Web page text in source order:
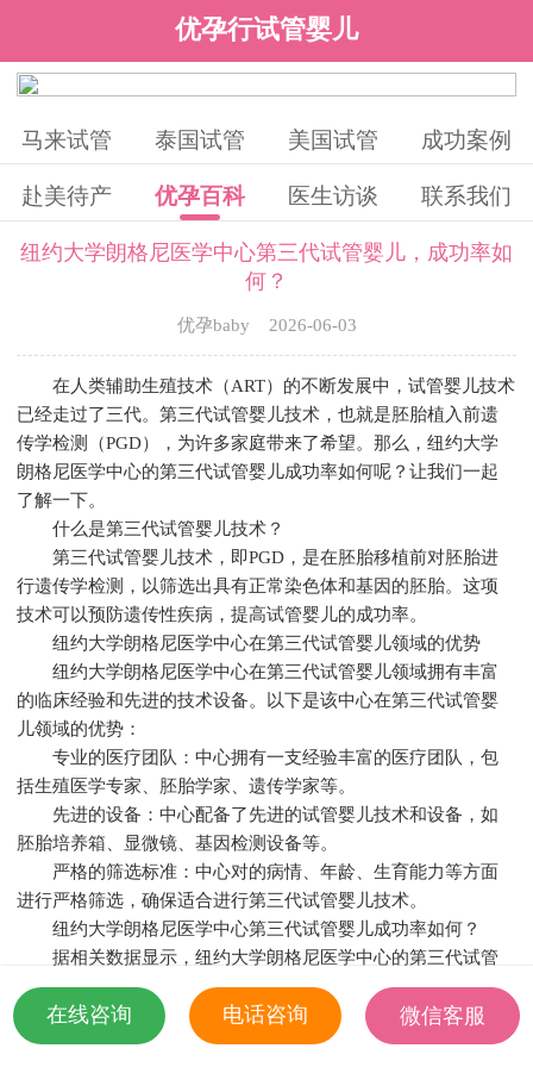
优孕行试管婴儿
马来试管 泰国试管 美国试管 成功案例
赴美待产 优孕百科 医生访谈 联系我们
纽约大学朗格尼医学中心第三代试管婴儿，成功率如
何？
优孕baby 2026-06-03
在人类辅助生殖技术（ART）的不断发展中，试管婴儿技术
已经走过了三代。第三代试管婴儿技术，也就是胚胎植入前遗
传学检测（PGD），为许多家庭带来了希望。那么，纽约大学
朗格尼医学中心的第三代试管婴儿成功率如何呢？让我们一起
了解一下。
什么是第三代试管婴儿技术？
第三代试管婴儿技术，即PGD，是在胚胎移植前对胚胎进
行遗传学检测，以筛选出具有正常染色体和基因的胚胎。这项
技术可以预防遗传性疾病，提高试管婴儿的成功率。
纽约大学朗格尼医学中心在第三代试管婴儿领域的优势
纽约大学朗格尼医学中心在第三代试管婴儿领域拥有丰富
的临床经验和先进的技术设备。以下是该中心在第三代试管婴
儿领域的优势：
专业的医疗团队：中心拥有一支经验丰富的医疗团队，包
括生殖医学专家、胚胎学家、遗传学家等。
先进的设备：中心配备了先进的试管婴儿技术和设备，如
胚胎培养箱、显微镜、基因检测设备等。
严格的筛选标准：中心对的病情、年龄、生育能力等方面
进行严格筛选，确保适合进行第三代试管婴儿技术。
纽约大学朗格尼医学中心第三代试管婴儿成功率如何？
据相关数据显示，纽约大学朗格尼医学中心的第三代试管
婴儿成功率较高。具体成功率受多种因素影响，如年龄、病
因、胚胎质量等。以下是一些影响第三代试管婴儿成功率的关
键因素：
在线咨询 电话咨询
微信客服